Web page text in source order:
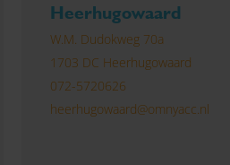
Heerhugowaard
W.M. Dudokweg 70a
1703 DC Heerhugowaard
072-5720626
heerhugowaard@omnyacc.nl